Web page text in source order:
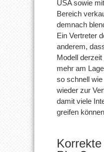
USA sowie
Bereich
demnach
Ein Vertreter
anderem,
Modell
mehr am
so schnell
wieder zur
damit viele
greifen